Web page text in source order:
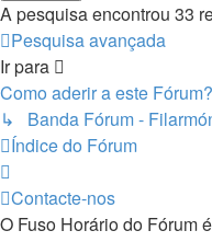
A pesquisa encontrou 33
Pesquisa avançada
Ir para
Como aderir a este
↳ Banda Fórum -
Índice do Fórum
Contacte-nos
O Fuso Horário do Fórum é